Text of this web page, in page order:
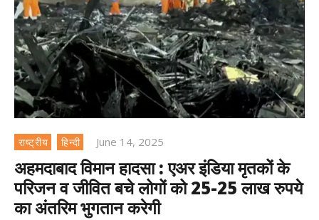
राष्ट्रीय हिन्दी June 14, 2025
अहमदाबाद विमान हादसा : एअर इंडिया मृतकों के
परिजन व जीवित बचे लोगों को 25-25 लाख रुपये
का अंतरिम भुगतान करेगी